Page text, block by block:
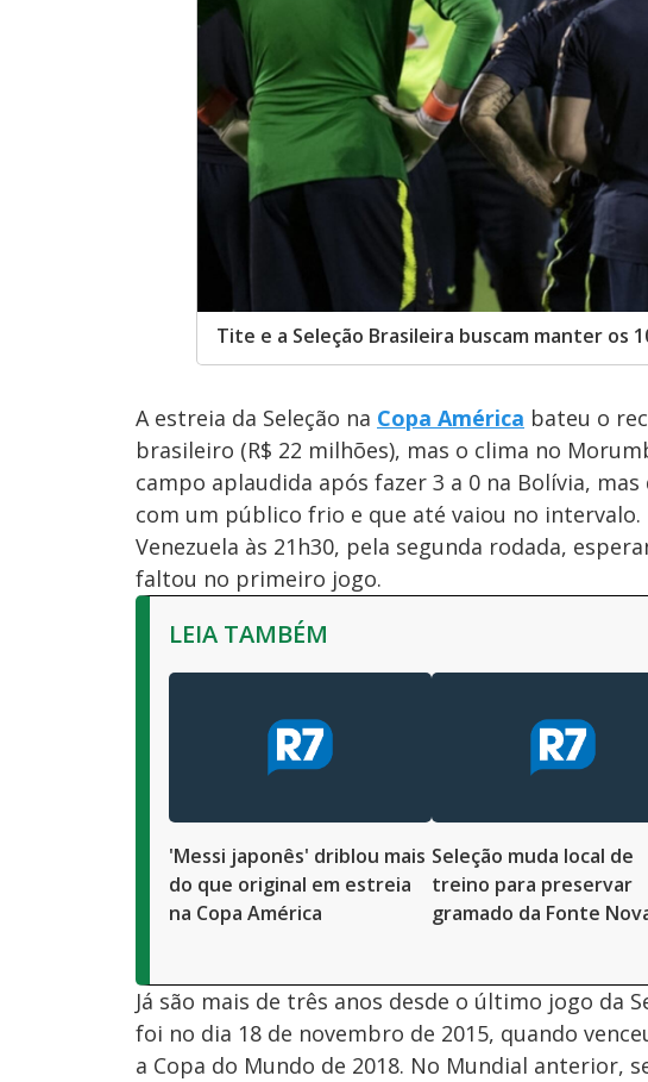
Tite e a Seleção Brasileira buscam manter os
A estreia da Seleção na Copa América bateu o
brasileiro (R$ 22 milhões), mas o clima no
campo aplaudida após fazer 3 a 0 na Bolívia,
com um público frio e que até vaiou no
Venezuela às 21h30, pela segunda rodada,
faltou no primeiro jogo.
LEIA TAMBÉM
'Messi japonês' driblou mais
do que original em estreia
na Copa América
Seleção muda local de
treino para preservar
gramado da Fonte
Já são mais de três anos desde o último jogo da
foi no dia 18 de novembro de 2015, quando
a Copa do Mundo de 2018. No Mundial anterior,